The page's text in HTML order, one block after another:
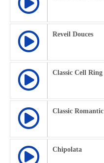
Reveil Douces
Classic Cell Ring
Classic Romantic
Chipolata